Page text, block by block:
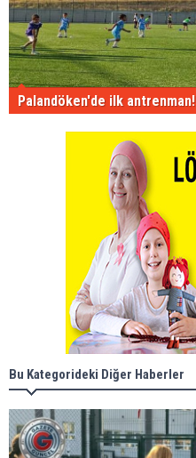
Palandöken'de ilk antrenman!
Bu Kategorideki Diğer Haberler